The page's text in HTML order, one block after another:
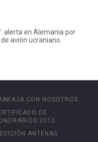
alerta en Alemania por
avión ucraniano
CON NOSOTROS
DE
2012
ANTENAS